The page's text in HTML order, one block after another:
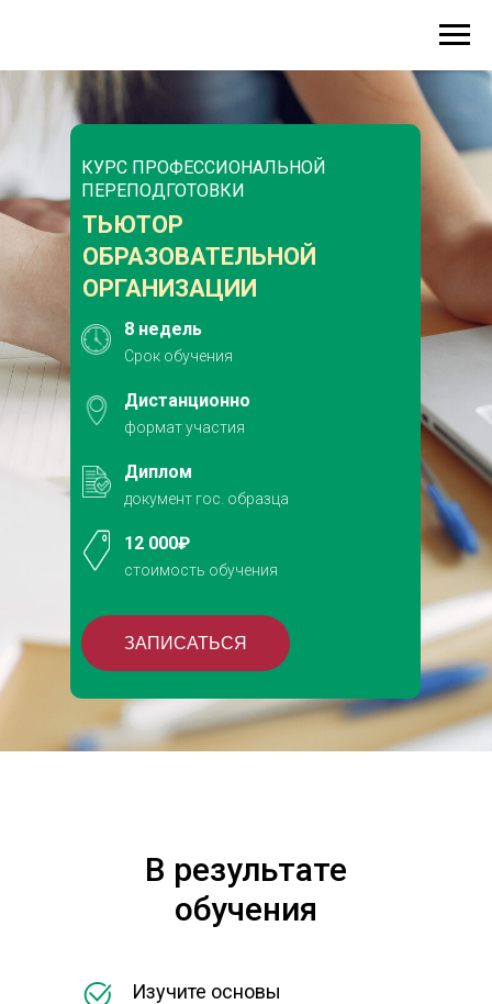
ЗАПИСАТЬСЯ
ТЬЮТОР
ОБРАЗОВАТЕЛЬНОЙ
ОРГАНИЗАЦИИ
КУРС ПРОФЕССИОНАЛЬНОЙ
ПЕРЕПОДГОТОВКИ
Дистанционно
8 недель
12 000₽
Срок обучения
формат участия
стоимость обучения
Диплом
документ гос. образца
В результате
обучения
Изучите основы